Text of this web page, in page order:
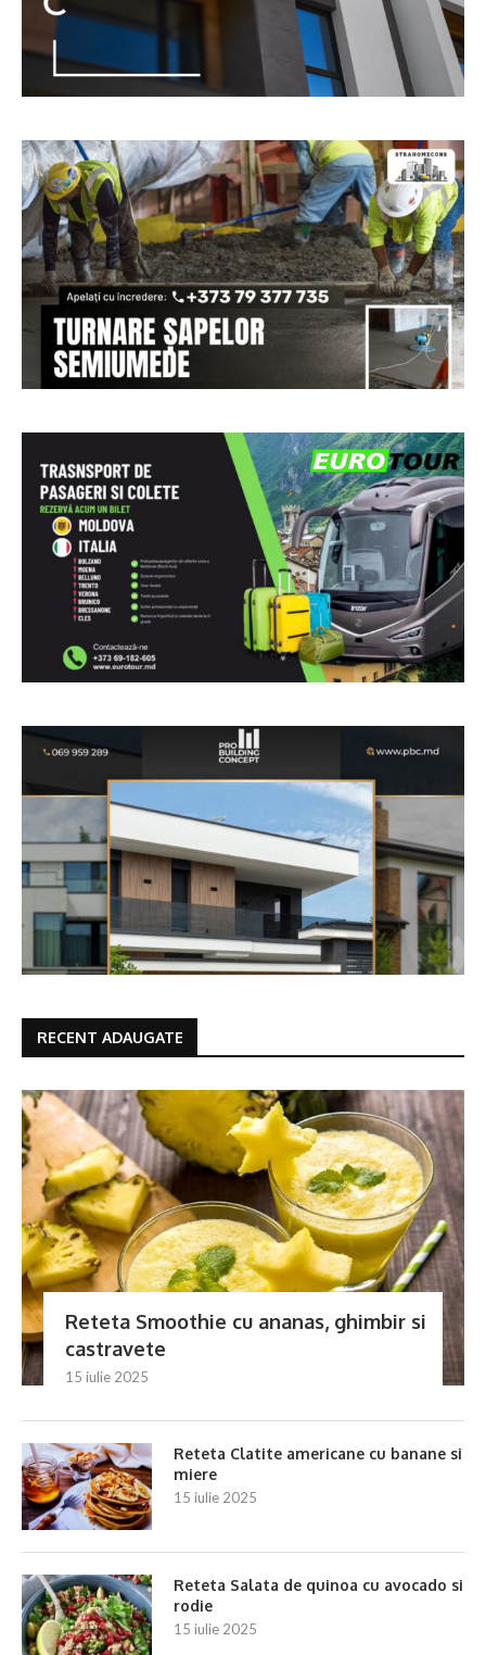
RECENT ADAUGATE
Reteta Smoothie cu ananas, ghimbir si
castravete
15 iulie 2025
Reteta Clatite americane cu banane si
miere
15 iulie 2025
Reteta Salata de quinoa cu avocado si
rodie
15 iulie 2025